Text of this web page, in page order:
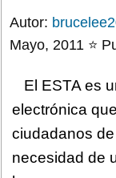
Autor:
Mayo, 2011 ⭐
El ESTA es
electrónica
ciudadanos
necesidad de